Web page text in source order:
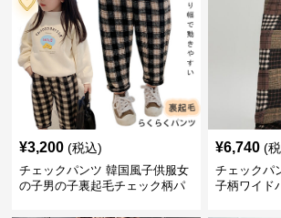
¥3,200 (税込)
チェックパンツ 韓国風子供服女
の子男の子裏起毛チェック柄パ
¥6,740 (
チェックパ
子柄ワイド